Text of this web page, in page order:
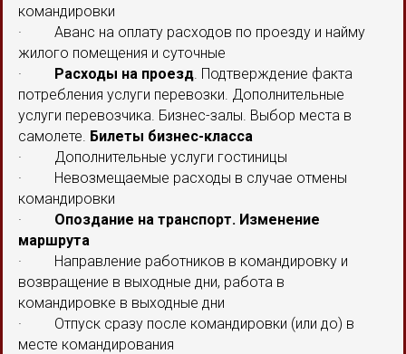
командировки
· Аванс на оплату расходов по проезду и найму
жилого помещения и суточные
· Расходы на проезд. Подтверждение факта
потребления услуги перевозки. Дополнительные
услуги перевозчика. Бизнес-залы. Выбор места в
самолете. Билеты бизнес-класса
· Дополнительные услуги гостиницы
· Невозмещаемые расходы в случае отмены
командировки
· Опоздание на транспорт. Изменение
маршрута
· Направление работников в командировку и
возвращение в выходные дни, работа в
командировке в выходные дни
· Отпуск сразу после командировки (или до) в
месте командирования